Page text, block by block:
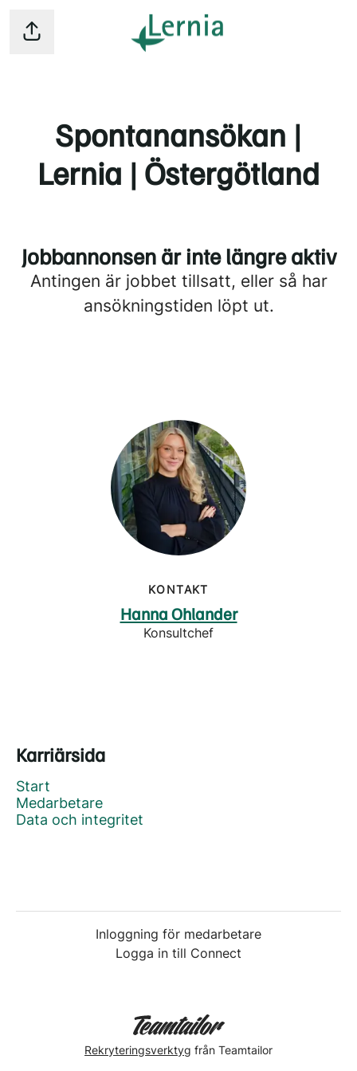
Dela sidan
Spontanansökan |
Lernia | Östergötland
Jobbannonsen är inte längre aktiv
Antingen är jobbet tillsatt, eller så har
ansökningstiden löpt ut.
KONTAKT
Hanna Ohlander
Konsultchef
Karriärsida
Start
Medarbetare
Data och integritet
Inloggning för medarbetare
Logga in till Connect
Rekryteringsverktyg från Teamtailor